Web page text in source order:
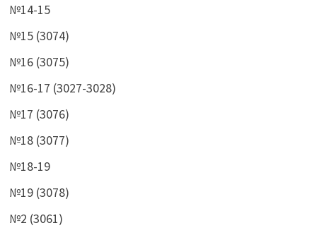
№14-15
№15 (3074)
№16 (3075)
№16-17 (3027-3028)
№17 (3076)
№18 (3077)
№18-19
№19 (3078)
№2 (3061)